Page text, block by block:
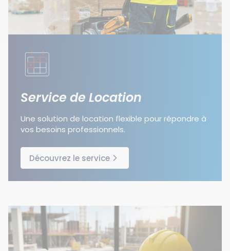
Service de Location
Une solution de location flexible pour répondre à
vos besoins professionnels.
Découvrez le service